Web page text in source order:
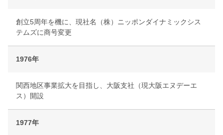
創立5周年を機に、現社名（株）ニッポンダイナミックシス
テムズに商号変更
1976年
関西地区事業拡大を目指し、大阪支社（現大阪エヌデーエ
ス）開設
1977年